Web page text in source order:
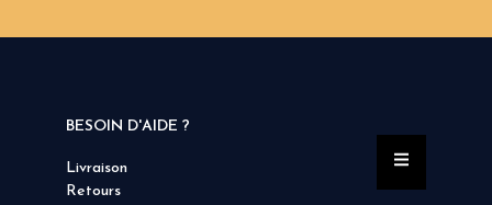
BESOIN D'AIDE ?
Livraison
Retours